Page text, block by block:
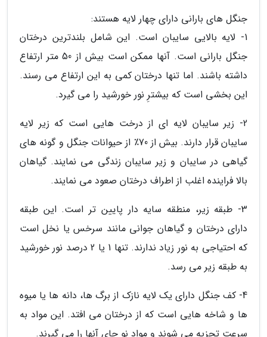
جنگل های بارانی دارای چهار لایه هستند:
1- لایه بالایی سایبان است. این شامل بلندترین درختان
جنگل بارانی است. آنها ممکن است بیش از 50 متر ارتفاع
داشته باشند. اما تنها درختان کمی به این ارتفاع می رسند.
این بخشی است که بیشترِ نور خورشید را می گیرد.
2- زیر سایبان لایه ای از درخت هایی است که زیر لایه
سایبان قرار دارند. بیش از 70٪ از حیوانات جنگل و گونه های
گیاهی در سایبان و زیر سایبان زندگی می نمایند. گیاهان
بالا فراینده اغلب از اطراف درختان صعود می نمایند.
3- طبقه زیر، منطقه سایه دار پایین تر است. این طبقه
دارای درختان و گیاهان جوانی مانند سرخس یا نخل است
که احتیاجی به نور زیاد ندارند. تنها 1 یا 2 درصد نور خورشید
به طبقه زیر می رسد.
4- کف جنگل دارای یک لایه نازک از برگ ها، دانه ها یا میوه
ها و شاخه هایی است که از درختان می افتد. این مواد به
سرعت تجزیه می شوند و مواد نو جای آنها را می گیرند.